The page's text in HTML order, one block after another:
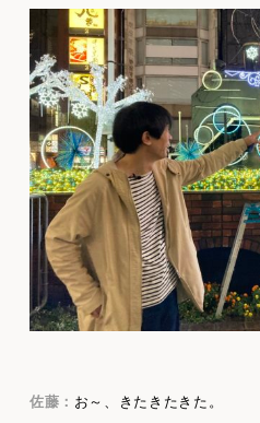
佐藤： お～、きたきたきた。